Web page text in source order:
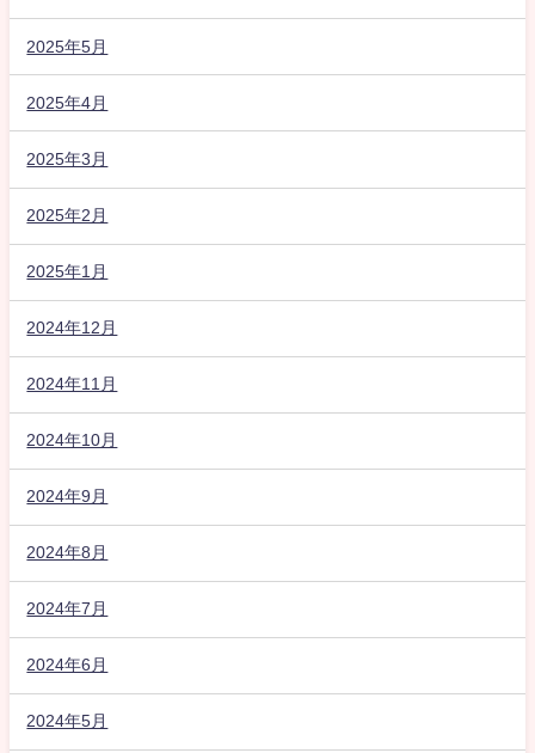
2025年5月
2025年4月
2025年3月
2025年2月
2025年1月
2024年12月
2024年11月
2024年10月
2024年9月
2024年8月
2024年7月
2024年6月
2024年5月